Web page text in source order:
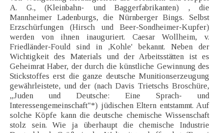
A. G., (Kleinbahn- und Baggerfabrikanten) , die
Mannheimer Ladenburgs, die Nürnberger Bings. Selbst
Erzschürfungen (Hirsch und Beer-Sondheimer-Kupfer)
werden von ihnen inauguriert. Caesar Wollheim, v.
Friedländer-Fould sind in ,Kohle' bekannt. Neben der
Wichtigkeit des Materials und der Arbeitsstätten ist es
Geheimrat Haber, der durch die künstliche Gewinnung des
Stickstoffes erst die ganze deutsche Munitionserzeugung
gewährleistete, und der (nach Davis Trietschs Broschüre,
„Juden und Deutsche: Eine Sprach- und
Interessengemeinschaft"*) jüdischen Eltern entstammt. Auf
solche Köpfe kann die deutsche chemische Wissenschaft
stolz sein. Wie ja überhaupt die chemische Industrie